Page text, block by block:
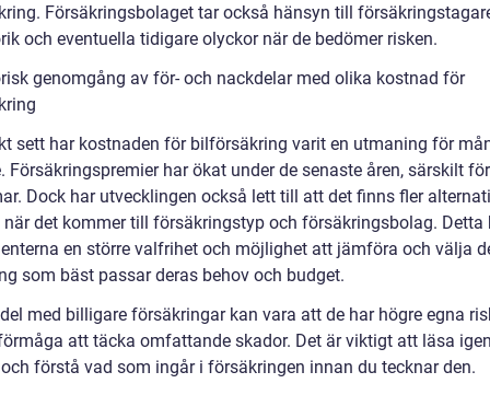
Försäkringsbolaget tar också hänsyn till
och eventuella tidigare olyckor när de bedömer risken.
genomgång av för- och nackdelar med olika kostnad för
sett har kostnaden för bilförsäkring varit en utmaning för
Försäkringspremier har ökat under de senaste åren, särskilt för
Dock har utvecklingen också lett till att det finns fler
det kommer till försäkringstyp och försäkringsbolag. Detta
en större valfrihet och möjlighet att jämföra och välja
som bäst passar deras behov och budget.
med billigare försäkringar kan vara att de har högre egna
att täcka omfattande skador. Det är viktigt att läsa
förstå vad som ingår i försäkringen innan du tecknar den.